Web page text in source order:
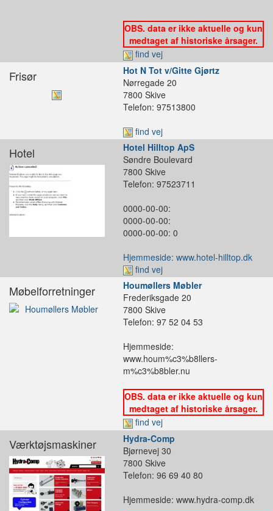
OBS. data er ikke aktuelle og kun
medtaget af historiske årsager.
find vej
Frisør
Hot N Tot v/Gitte Gjørtz
Nørregade 20
7800 Skive
Telefon: 97513800
find vej
Hotel
Hotel Hilltop ApS
Søndre Boulevard
7800 Skive
Telefon: 97523711
0000-00-00:
0000-00-00:
0000-00-00: 0
Hjemmeside: www.hotel-hilltop.dk
find vej
Møbelforretninger
Houmøllers Møbler
Frederiksgade 20
7800 Skive
Telefon: 97 52 04 53
Hjemmeside:
www.houm%c3%b8llers-
m%c3%b8bler.nu
OBS. data er ikke aktuelle og kun
medtaget af historiske årsager.
find vej
Værktøjsmaskiner
Hydra-Comp
Bjørnevej 30
7800 Skive
Telefon: 96 69 40 80
Hjemmeside: www.hydra-comp.dk